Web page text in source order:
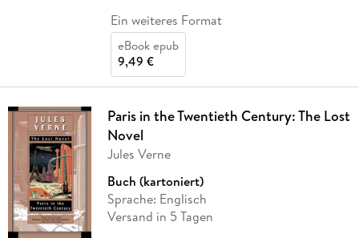
Ein weiteres Format
eBook epub
9,49 €
Paris in the Twentieth Century: The Lost
Novel
Jules Verne
Buch (kartoniert)
Sprache: Englisch
Versand in 5 Tagen